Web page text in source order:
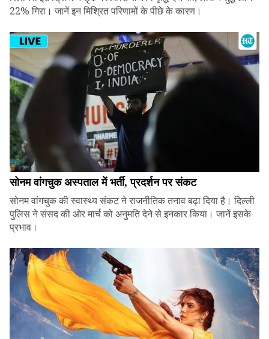
22% गिरा। जानें इन मिश्रित परिणामों के पीछे के कारण।
सोनम वांगचुक अस्पताल में भर्ती, प्रदर्शन पर संकट
सोनम वांगचुक की स्वास्थ्य संकट ने राजनीतिक तनाव बढ़ा दिया है। दिल्ली
पुलिस ने संसद की ओर मार्च को अनुमति देने से इनकार किया। जानें इसके
प्रभाव।